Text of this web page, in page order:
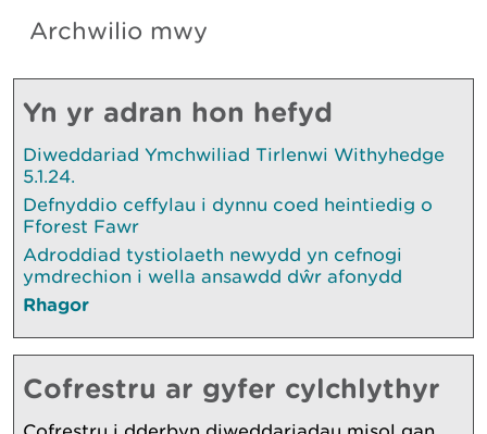
Archwilio mwy
Yn yr adran hon hefyd
Diweddariad Ymchwiliad Tirlenwi Withyhedge
5.1.24.
Defnyddio ceffylau i dynnu coed heintiedig o
Fforest Fawr
Adroddiad tystiolaeth newydd yn cefnogi
ymdrechion i wella ansawdd dŵr afonydd
Rhagor
Cofrestru ar gyfer cylchlythyr